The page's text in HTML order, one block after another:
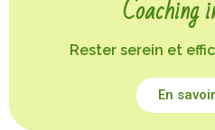
Coaching
Rester serein et
En